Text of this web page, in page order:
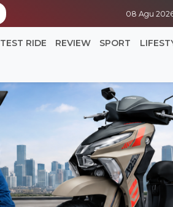
08 Agu
TEST RIDE REVIEW SPORT